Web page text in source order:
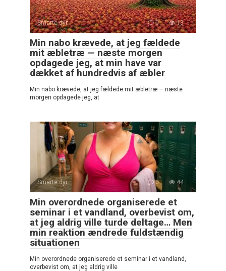
Smarte dyr 0 13
Min nabo krævede, at jeg fældede
mit æbletræ — næste morgen
opdagede jeg, at min have var
dækket af hundredvis af æbler
Min nabo krævede, at jeg fældede mit æbletræ — næste
morgen opdagede jeg, at
Smarte dyr 0 44
Min overordnede organiserede et
seminar i et vandland, overbevist om,
at jeg aldrig ville turde deltage… Men
min reaktion ændrede fuldstændig
situationen
Min overordnede organiserede et seminar i et vandland,
overbevist om, at jeg aldrig ville